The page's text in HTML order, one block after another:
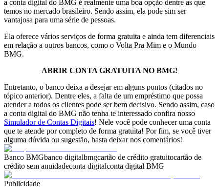
a conta digital do BMG é realmente uma boa opção dentre as que
temos no mercado brasileiro. Sendo assim, ela pode sim ser
vantajosa para uma série de pessoas.
Ela oferece vários serviços de forma gratuita e ainda tem diferenciais
em relação a outros bancos, como o Volta Pra Mim e o Mundo
BMG.
ABRIR CONTA GRATUITA NO BMG!
Entretanto, o banco deixa a desejar em alguns pontos (citados no
tópico anterior). Dentre eles, a falta de um empréstimo que possa
atender a todos os clientes pode ser bem decisivo. Sendo assim, caso
a conta digital do BMG não tenha te interessado confira nosso
Simulador de Contas Digitais! Nele você pode conhecer uma conta
que te atende por completo de forma gratuita! Por fim, se você tiver
alguma dúvida ou sugestão, basta deixar nos comentários!
Banco BMGbanco digitalbmgcartão de crédito gratuitocartão de
crédito sem anuidadeconta digitalconta digital BMG
Publicidade